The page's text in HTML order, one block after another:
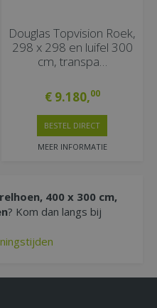
Douglas Topvision Roek,
298 x 298 en luifel 300
cm, transpa…
€ 9.180,00
MEER INFORMATIE
BESTEL DIRECT
400 x 300 cm,
? Kom dan langs bij